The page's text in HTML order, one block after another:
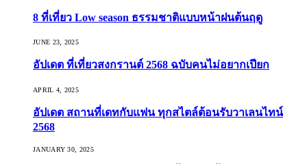
8 ที่เที่ยว Low season ธรรมชาติแบบหน้าฝนต้นฤดู️
JUNE 23, 2025
อัปเดต ที่เที่ยวสงกรานต์ 2568 ฉบับคนไม่อยากเปียก
APRIL 4, 2025
อัปเดต สถานที่เดทกับแฟน ทุกสไตล์ต้อนรับวาเลนไทน์
2568
JANUARY 30, 2025